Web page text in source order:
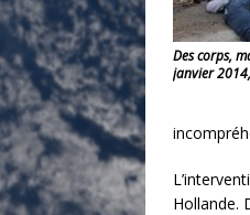
Des corps,
janvier
Hollande.